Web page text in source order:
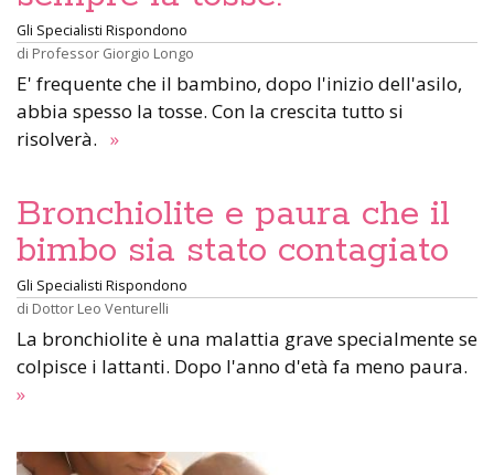
Gli Specialisti Rispondono
di Professor Giorgio Longo
E' frequente che il bambino, dopo l'inizio dell'asilo,
abbia spesso la tosse. Con la crescita tutto si
risolverà. »
Bronchiolite e paura che il
bimbo sia stato contagiato
Gli Specialisti Rispondono
di Dottor Leo Venturelli
La bronchiolite è una malattia grave specialmente se
colpisce i lattanti. Dopo l'anno d'età fa meno paura.
»